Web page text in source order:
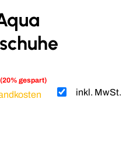
(20% gespart)
inkl. MwSt.
5 von 5 Sternen